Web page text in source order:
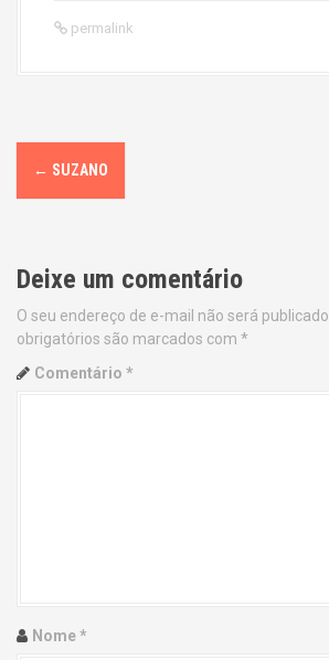
permalink
P
o
t
n
a
i
← SUZANO
Deixe um comentário
O seu endereço de e-mail não será publicado.
obrigatórios são marcados com *
Comentário *
Nome*